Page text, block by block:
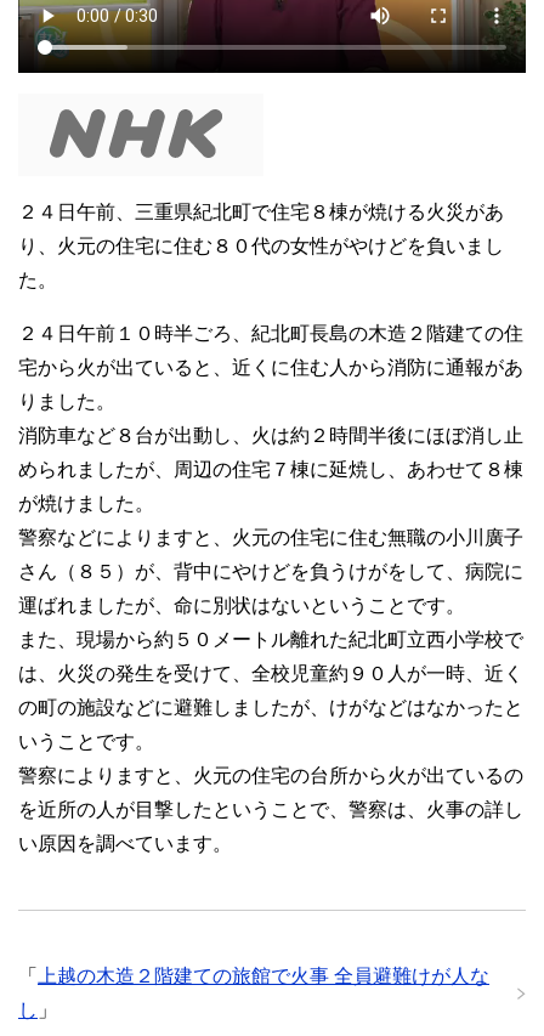
２４日午前、三重県紀北町で住宅８棟が焼ける火災があ
り、火元の住宅に住む８０代の女性がやけどを負いまし
た。
２４日午前１０時半ごろ、紀北町長島の木造２階建ての住
宅から火が出ていると、近くに住む人から消防に通報があ
りました。
消防車など８台が出動し、火は約２時間半後にほぼ消し止
められましたが、周辺の住宅７棟に延焼し、あわせて８棟
が焼けました。
警察などによりますと、火元の住宅に住む無職の小川廣子
さん（８５）が、背中にやけどを負うけがをして、病院に
運ばれましたが、命に別状はないということです。
また、現場から約５０メートル離れた紀北町立西小学校で
は、火災の発生を受けて、全校児童約９０人が一時、近く
の町の施設などに避難しましたが、けがなどはなかったと
いうことです。
警察によりますと、火元の住宅の台所から火が出ているの
を近所の人が目撃したということで、警察は、火事の詳し
い原因を調べています。
「
上越の木造２階建ての旅館で火事 全員避難けが人な
し 」